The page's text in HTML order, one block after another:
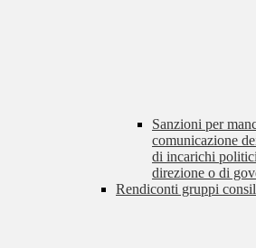
Sanzioni per
comunicazione
di incarichi
direzione o di
Rendiconti gruppi